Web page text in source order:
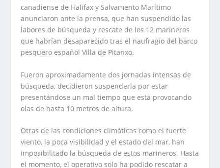
canadiense de Halifax y Salvamento Marítimo
anunciaron ante la prensa, que han suspendido las
labores de búsqueda y rescate de los 12 marineros
que habrían desaparecido tras el naufragio del barco
pesquero español Villa de Pitanxo.
Fueron aproximadamente dos jornadas intensas de
búsqueda, decidieron suspenderla por estar
presentándose un mal tiempo que está provocando
olas de hasta 10 metros de altura.
Otras de las condiciones climáticas como el fuerte
viento, la poca visibilidad y el estado del mar, han
imposibilitado la búsqueda de estos marineros. Hasta
el momento, el operativo solo ha podido rescatar a